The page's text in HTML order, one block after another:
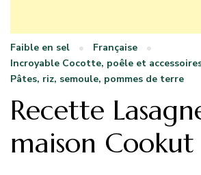
Faible en sel
Française
Incroyable Cocotte, poêle et
Pâtes, riz, semoule, pommes de terre
Recette
maison Cookut